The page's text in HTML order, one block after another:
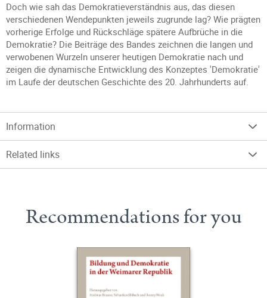
Doch wie sah das Demokratieverständnis aus, das diesen
verschiedenen Wendepunkten jeweils zugrunde lag? Wie prägten
vorherige Erfolge und Rückschläge spätere Aufbrüche in die
Demokratie? Die Beiträge des Bandes zeichnen die langen und
verwobenen Wurzeln unserer heutigen Demokratie nach und
zeigen die dynamische Entwicklung des Konzeptes 'Demokratie'
im Laufe der deutschen Geschichte des 20. Jahrhunderts auf.
Information
Related links
Recommendations for you